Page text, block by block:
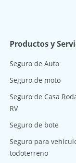
Productos y
Seguro de Auto
Seguro de moto
Seguro de Casa
RV
Seguro de bote
Seguro para
todoterreno